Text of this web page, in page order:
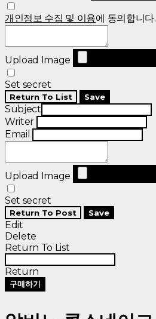
개인정보 수집 및 이용에 동의합니다.
Upload Image
Set secret
Return To List Save
Subject
Writer
Email
Upload Image
Set secret
Return To Post Save
Edit
Delete
Return To List
Return
구매하기